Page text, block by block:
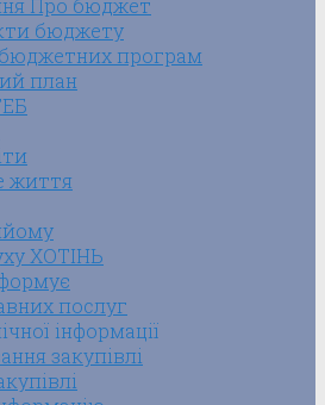
Про бюджет
бюджету
програм
план
життя
ХОТІНЬ
послуг
інформації
закупівлі